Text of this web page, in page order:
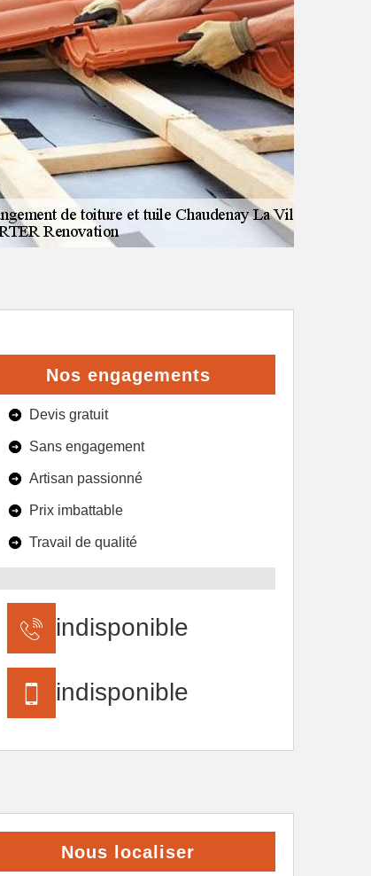
Nos engagements
Devis gratuit
Sans engagement
Artisan passionné
Prix imbattable
Travail de qualité
indisponible
indisponible
Nous localiser